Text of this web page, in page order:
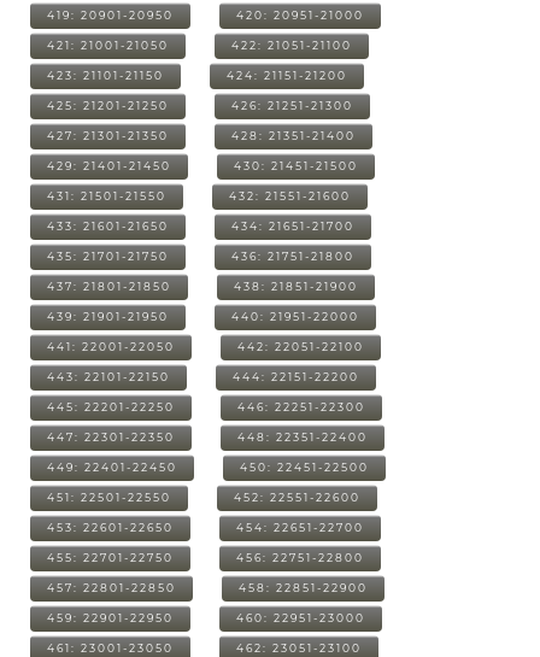
419: 20901-20950 420: 20951-21000
421: 21001-21050 422: 21051-21100
423: 21101-21150 424: 21151-21200
425: 21201-21250 426: 21251-21300
427: 21301-21350 428: 21351-21400
429: 21401-21450 430: 21451-21500
431: 21501-21550 432: 21551-21600
433: 21601-21650 434: 21651-21700
435: 21701-21750 436: 21751-21800
437: 21801-21850 438: 21851-21900
439: 21901-21950 440: 21951-22000
441: 22001-22050 442: 22051-22100
443: 22101-22150 444: 22151-22200
445: 22201-22250 446: 22251-22300
447: 22301-22350 448: 22351-22400
449: 22401-22450 450: 22451-22500
451: 22501-22550 452: 22551-22600
453: 22601-22650 454: 22651-22700
455: 22701-22750 456: 22751-22800
457: 22801-22850 458: 22851-22900
459: 22901-22950 460: 22951-23000
461: 23001-23050 462: 23051-23100